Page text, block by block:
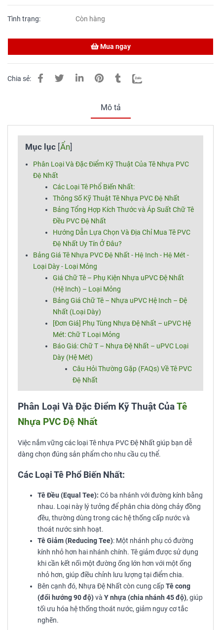
Tình trạng: Còn hàng
Mua ngay
Chia sẻ:
Mô tả
Mục lục [Ẩn]
Phân Loại Và Đặc Điểm Kỹ Thuật Của Tê Nhựa PVC
Đệ Nhất
Các Loại Tê Phổ Biến Nhất:
Thông Số Kỹ Thuật Tê Nhựa PVC Đệ Nhất
Bảng Tổng Hợp Kích Thước và Áp Suất Chữ Tê
Đều PVC Đệ Nhất
Hướng Dẫn Lựa Chọn Và Địa Chỉ Mua Tê PVC
Đệ Nhất Uy Tín Ở Đâu?
Bảng Giá Tê Nhựa PVC Đệ Nhất - Hệ Inch - Hệ Mét -
Loại Dày - Loại Mỏng
Giá Chữ Tê – Phụ Kiện Nhựa uPVC Đệ Nhất
(Hệ Inch) – Loại Mỏng
Bảng Giá Chữ Tê – Nhựa uPVC Hệ Inch – Đệ
Nhất (Loại Dày)
[Đơn Giá] Phụ Tùng Nhựa Đệ Nhất – uPVC Hệ
Mét: Chữ T Loại Mỏng
Báo Giá: Chữ T – Nhựa Đệ Nhất – uPVC Loại
Dày (Hệ Mét)
Câu Hỏi Thường Gặp (FAQs) Về Tê PVC
Đệ Nhất
Phân Loại Và Đặc Điểm Kỹ Thuật CủaTê
Nhựa PVC Đệ Nhất
Việc nắm vững các loại Tê nhựa PVC Đệ Nhất giúp bạn dễ
dàng chọn đúng sản phẩm cho nhu cầu cụ thể.
Các Loại Tê Phổ Biến Nhất:
Tê Đều (Equal Tee): Có ba nhánh với đường kính bằng
nhau. Loại này lý tưởng để phân chia dòng chảy đồng
đều, thường dùng trong các hệ thống cấp nước và
thoát nước sinh hoạt.
Tê Giảm (Reducing Tee): Một nhánh phụ có đường
kính nhỏ hơn hai nhánh chính. Tê giảm được sử dụng
khi cần kết nối một đường ống lớn hơn với một ống
nhỏ hơn, giúp điều chỉnh lưu lượng tại điểm chia.
Bên cạnh đó, Nhựa Đệ Nhất còn cung cấpTê cong
(đổi hướng 90 độ)và Y nhựa (chia nhánh 45 độ), giúp
tối ưu hóa hệ thống thoát nước, giảm nguy cơ tắc
nghẽn.